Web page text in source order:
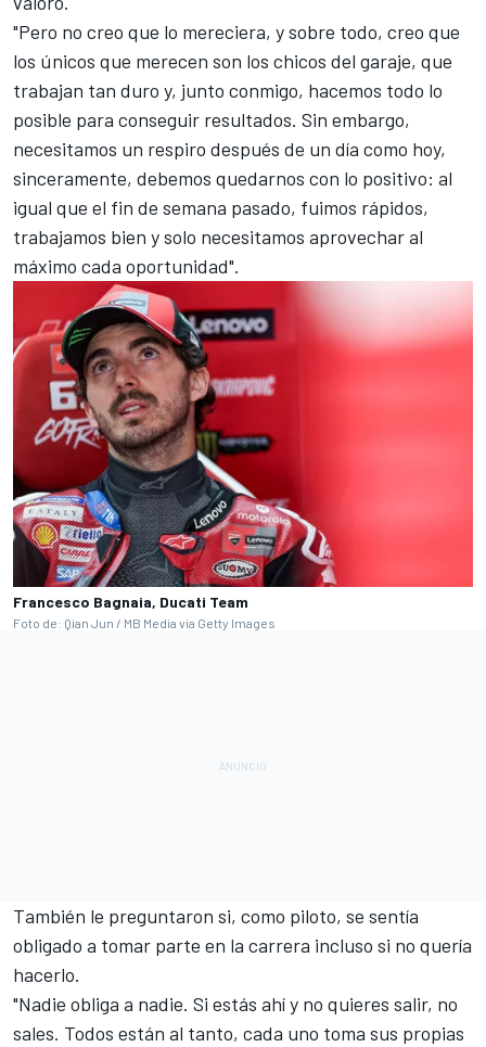
"Pero no creo que lo mereciera, y sobre todo, creo que
los únicos que merecen son los chicos del garaje, que
trabajan tan duro y, junto conmigo, hacemos todo lo
posible para conseguir resultados. Sin embargo,
necesitamos un respiro después de un día como hoy,
sinceramente, debemos quedarnos con lo positivo: al
igual que el fin de semana pasado, fuimos rápidos,
trabajamos bien y solo necesitamos aprovechar al
máximo cada oportunidad".
Francesco Bagnaia, Ducati Team
Foto de: Qian Jun / MB Media via Getty Images
También le preguntaron si, como piloto, se sentía
obligado a tomar parte en la carrera incluso si no quería
hacerlo.
"Nadie obliga a nadie. Si estás ahí y no quieres salir, no
sales. Todos están al tanto, cada uno toma sus propias